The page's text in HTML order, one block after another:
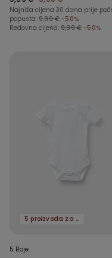
Najniža cijena 30 dana prije
popusta: 9,99 € -50%
Redovna cijena: 9,99 € -50%
5 proizvoda za -70%
5 Boje